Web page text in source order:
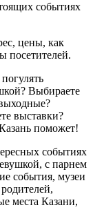
событиях
цены, как
посетителей.
Выбираете
выставки?
поможет!
событиях
с парнем
события, музеи
места Казани,